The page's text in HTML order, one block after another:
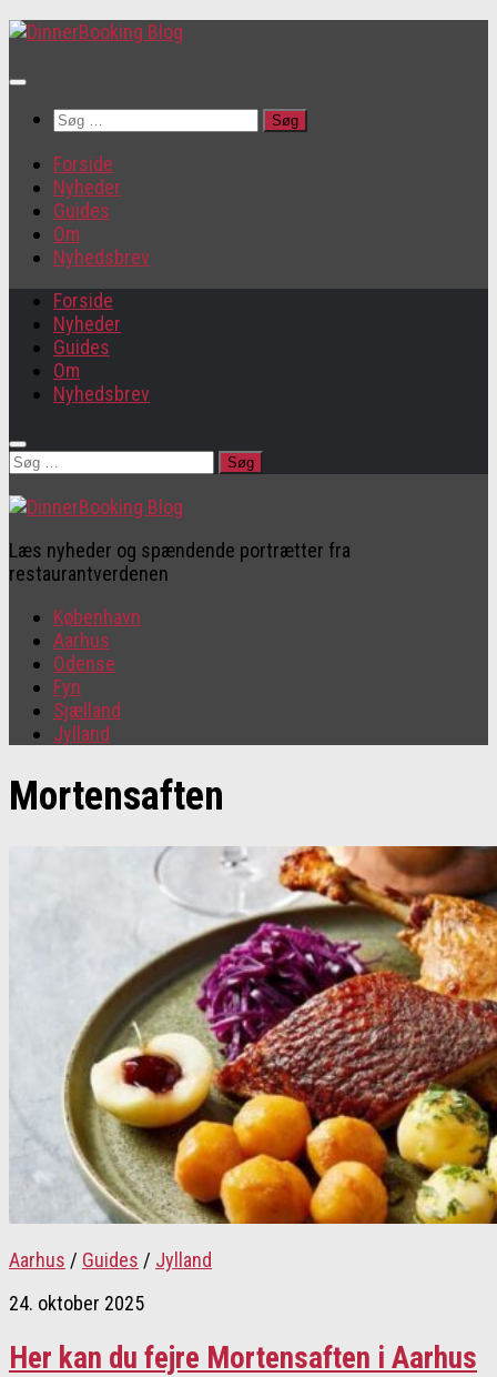
Søg
Forside
Nyheder
Guides
Om
Nyhedsbrev
Forside
Nyheder
Guides
Om
Nyhedsbrev
Søg
Læs nyheder og spændende portrætter fra
restaurantverdenen
København
Aarhus
Odense
Fyn
Sjælland
Jylland
Mortensaften
Aarhus / Guides / Jylland
24. oktober 2025
Her kan du fejre Mortensaften i Aarhus